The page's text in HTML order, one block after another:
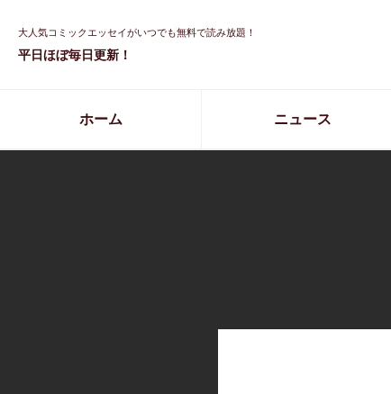
大人気コミックエッセイがいつでも無料で読み放題！
平日ほぼ毎日更新！
ホーム ニュース